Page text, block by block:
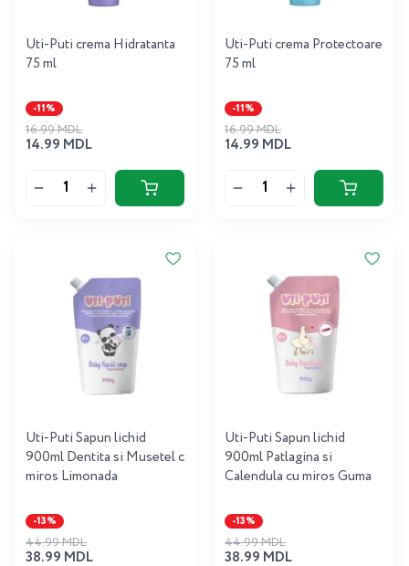
Uti-Puti crema Hidratanta
75 ml
-11%
14.99 MDL
16.99 MDL
Uti-Puti crema Protectoare
75 ml
-11%
14.99 MDL
16.99 MDL
Uti-Puti Sapun lichid
900ml Dentita si Musetel c
miros Limonada
-13%
38.99 MDL
44.99 MDL
Uti-Puti Sapun lichid
900ml Patlagina si
Calendula cu miros Guma
-13%
38.99 MDL
44.99 MDL